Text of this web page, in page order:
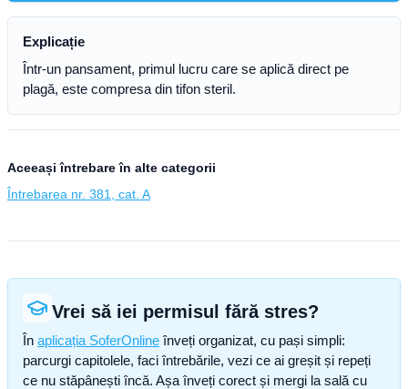
Explicație
Într-un pansament, primul lucru care se aplică direct pe
plagă, este compresa din tifon steril.
Aceeași întrebare în alte categorii
Întrebarea nr. 381, cat. A
Vrei să iei permisul fără stres?
În aplicația SoferOnline înveți organizat, cu pași simpli:
parcurgi capitolele, faci întrebările, vezi ce ai greșit și repeți
ce nu stăpânești încă. Așa înveți corect și mergi la sală cu